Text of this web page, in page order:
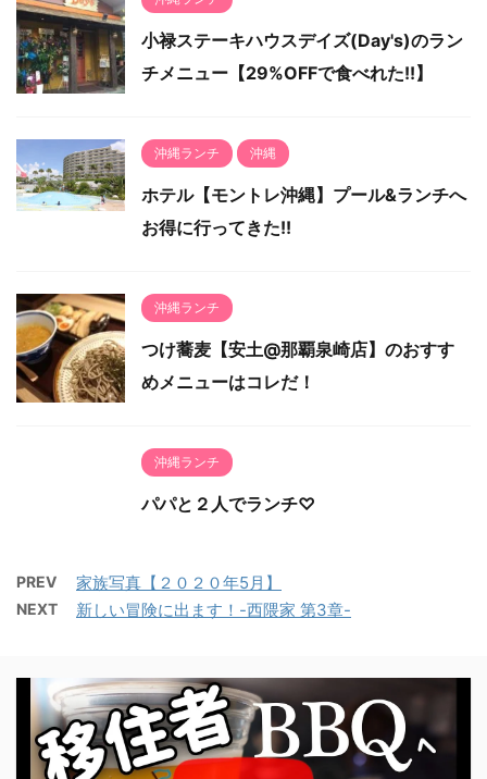
小禄ステーキハウスデイズ(Day's)のラン
チメニュー【29%OFFで食べれた!!】
沖縄ランチ 沖縄
ホテル【モントレ沖縄】プール&ランチへ
お得に行ってきた!!
沖縄ランチ
つけ蕎麦【安土@那覇泉崎店】のおすす
めメニューはコレだ！
沖縄ランチ
パパと２人でランチ♡
PREV 家族写真【２０２０年5月】
NEXT 新しい冒険に出ます！-西隈家 第3章-